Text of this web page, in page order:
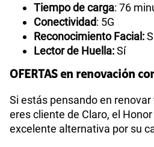
Tiempo de carga: 76
Conectividad: 5G
Reconocimiento Facial:
Lector de Huella:Sí
OFERTAS en renovación
Si estás pensando en
eres cliente de Claro, el
excelente alternativa por su